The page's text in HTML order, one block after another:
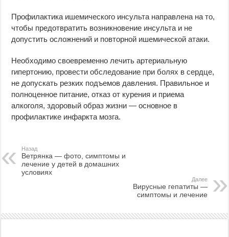
Профилактика ишемического инсульта направлена на то,
чтобы предотвратить возникновение инсульта и не
допустить осложнений и повторной ишемической атаки.
Необходимо своевременно лечить артериальную
гипертонию, провести обследование при болях в сердце,
не допускать резких подъемов давления. Правильное и
полноценное питание, отказ от курения и приема
алкоголя, здоровый образ жизни — основное в
профилактике инфаркта мозга.
Назад
Ветрянка — фото, симптомы и
лечение у детей в домашних
условиях
Далее
Вирусные гепатиты —
симптомы и лечение